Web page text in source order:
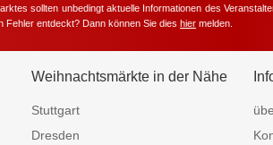
sollten unbedingt aktuelle Informationen des
Fehler entdeckt? Dann können Sie dies hier melden.
Weihnachtsmärkte in der Nähe
Stuttgart
Dresden